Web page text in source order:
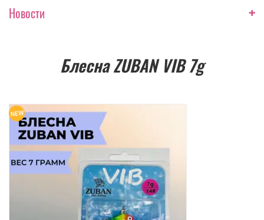
Новости +
Блесна ZUBAN VIB 7g